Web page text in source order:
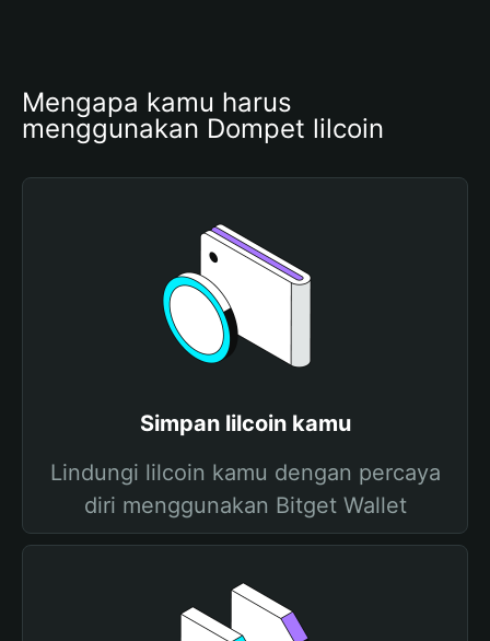
Mengapa kamu harus
menggunakan Dompet lilcoin
Simpan lilcoin kamu
Lindungi lilcoin kamu dengan percaya
diri menggunakan Bitget Wallet